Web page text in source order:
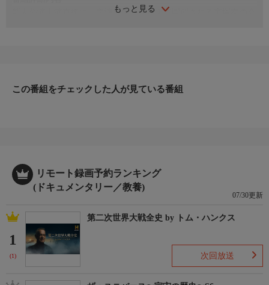
もっと見る
新人公演上演直後に、主演コンビを迎えて開催される宝塚友の会
この番組をチェックした人が見ている番組
リモート録画予約ランキング
(ドキュメンタリー／教養)
07/30更新
1
(1)
第二次世界大戦全史 by トム・ハンクス
次回放送